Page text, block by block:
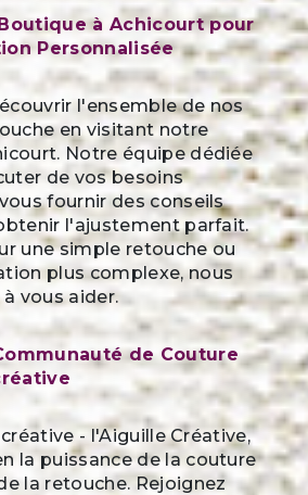
à Achicourt pour
Personnalisée
l'ensemble de nos
en visitant notre
Notre équipe dédiée
de vos besoins
fournir des conseils
l'ajustement parfait.
une simple retouche ou
plus complexe, nous
vous aider.
de Couture
- l'Aiguille Créative,
la puissance de la couture
la retouche. Rejoignez